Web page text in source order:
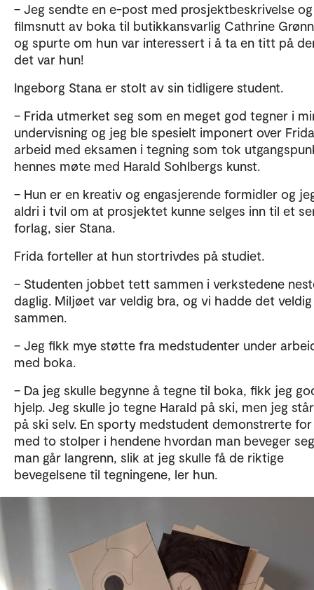
– Jeg sendte en e-post med prosjektbeskrivelse
filmsnutt av boka til butikkansvarlig Cathrine
og spurte om hun var interessert i å ta en titt på
det var hun!
Ingeborg Stana er stolt av sin tidligere student.
– Frida utmerket seg som en meget god tegner i
undervisning og jeg ble spesielt imponert over
arbeid med eksamen i tegning som tok
hennes møte med Harald Sohlbergs kunst.
– Hun er en kreativ og engasjerende formidler og
aldri i tvil om at prosjektet kunne selges inn til et
forlag, sier Stana.
Frida forteller at hun stortrivdes på studiet.
– Studenten jobbet tett sammen i verkstedene
daglig. Miljøet var veldig bra, og vi hadde det
sammen.
– Jeg fikk mye støtte fra medstudenter under
med boka.
– Da jeg skulle begynne å tegne til boka, fikk jeg
hjelp. Jeg skulle jo tegne Harald på ski, men jeg
på ski selv. En sporty medstudent demonstrerte
med to stolper i hendene hvordan man beveger
man går langrenn, slik at jeg skulle få de riktige
bevegelsene til tegningene, ler hun.